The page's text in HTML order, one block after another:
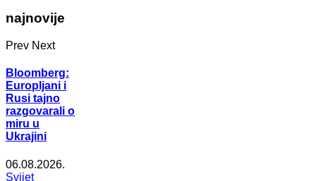
najnovije
Prev Next
Bloomberg:
Europljani i
Rusi tajno
razgovarali o
miru u
Ukrajini
06.08.2026.
Svijet